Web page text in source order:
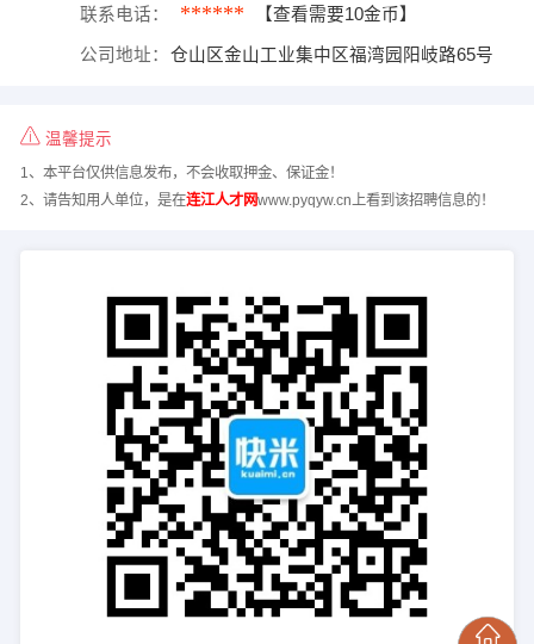
联系电话： ****** 【查看需要10金币】
公司地址： 仓山区金山工业集中区福湾园阳岐路65号
温馨提示
1、本平台仅供信息发布，不会收取押金、保证金！
2、请告知用人单位，是在连江人才网www.pyqyw.cn上看到该招聘信息的！